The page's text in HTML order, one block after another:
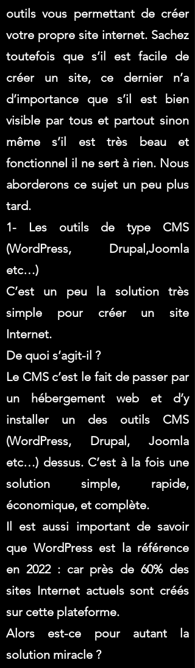
outils vous permettant de créer
votre propre site internet. Sachez
toutefois que s’il est facile de
créer un site, ce dernier n’a
d’importance que s’il est bien
visible par tous et partout sinon
même s’il est très beau et
fonctionnel il ne sert à rien. Nous
aborderons ce sujet un peu plus
tard.
1- Les outils de type CMS
(WordPress, Drupal,Joomla
etc…)
C’est un peu la solution très
simple pour créer un site
Internet.
De quoi s’agit-il ?
Le CMS c’est le fait de passer par
un hébergement web et d’y
installer un des outils CMS
(WordPress, Drupal, Joomla
etc…) dessus. C’est à la fois une
solution simple, rapide,
économique, et complète.
Il est aussi important de savoir
que WordPress est la référence
en 2022 : car près de 60% des
sites Internet actuels sont créés
sur cette plateforme.
Alors est-ce pour autant la
solution miracle ?